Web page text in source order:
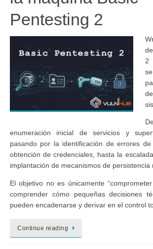
Pentesting 2
2
enumeración inicial de servicios y
pasando por la identificación de errores
obtención de credenciales, hasta la
implantación de mecanismos de persistencia
El objetivo no es únicamente
comprender cómo pequeñas decisiones
pueden encadenarse y derivar en el control
Continue reading